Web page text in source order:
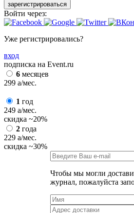
зарегистрироваться
Войти через:
Уже регистрировались?
вход
подписка на Event.ru
6 месяцев
299 a/мес.
1 год
249 a/мес.
скидка ~20%
2 года
229 a/мес.
скидка ~30%
Чтобы мы могли
журнал, пожалуйста